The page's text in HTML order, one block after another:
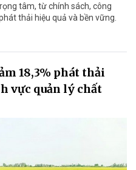
tâm, từ chính sách, công
thải hiệu quả và bền vững.
18,3% phát thải
vực quản lý chất